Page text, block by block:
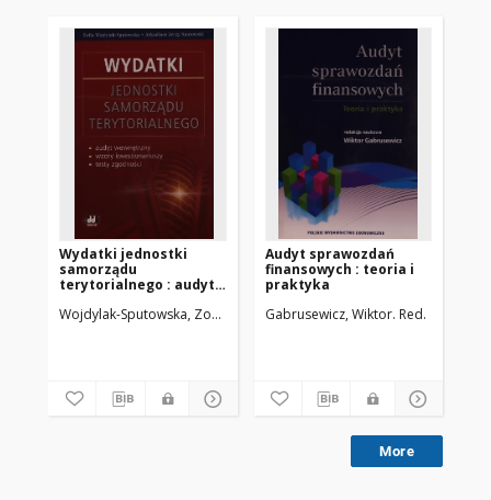
Wydatki jednostki
samorządu
terytorialnego : audyt
kwestionariuszy, testy
Wojdylak-Sputowska, Zofia Sputowski, Arkadiusz Jerzy
Audyt sprawozdań
finansowych : teoria i
praktyka
Gabrusewicz, Wiktor. Red.
More